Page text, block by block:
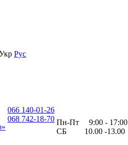
Рус
066 140-01-26
068 742-18-70 Пн-Пт 9:00 - 17:00
СБ 10.00 -13.00